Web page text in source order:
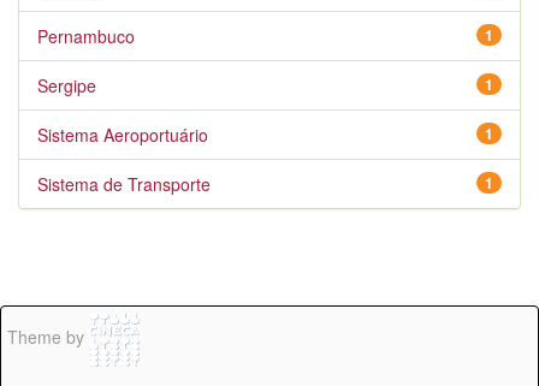
1
Pernambuco
1
Sergipe
1
Sistema Aeroportuário
1
Sistema de Transporte
Theme by